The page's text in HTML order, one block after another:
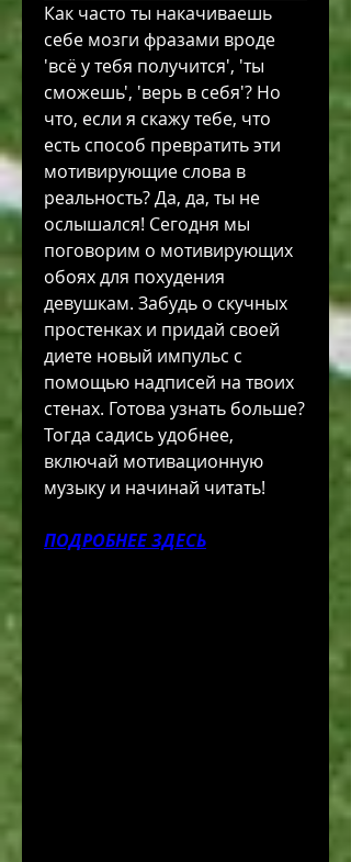
Как часто ты накачиваешь
себе мозги фразами вроде
'всё у тебя получится', 'ты
сможешь', 'верь в себя'? Но
что, если я скажу тебе, что
есть способ превратить эти
мотивирующие слова в
реальность? Да, да, ты не
ослышался! Сегодня мы
поговорим о мотивирующих
обоях для похудения
девушкам. Забудь о скучных
простенках и придай своей
диете новый импульс с
помощью надписей на твоих
стенах. Готова узнать больше?
Тогда садись удобнее,
включай мотивационную
музыку и начинай читать!
ПОДРОБНЕЕ ЗДЕСЬ